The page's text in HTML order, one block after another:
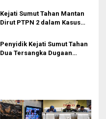
Dieksekusi ke Lapas
Kejati Sumut Tahan Mantan
Dirut PTPN 2 dalam Kasus
ke Ciputra Land
Penyidik Kejati Sumut Tahan
Dua Tersangka Dugaan